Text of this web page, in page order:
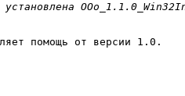
помощь от версии 1.0.